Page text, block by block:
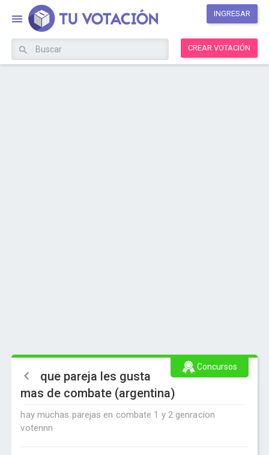
INGRESAR
CREAR VOTACIÓN
Concursos
que pareja les gusta
mas de combate (argentina)
hay muchas parejas en combate 1 y 2 genracion
votennn